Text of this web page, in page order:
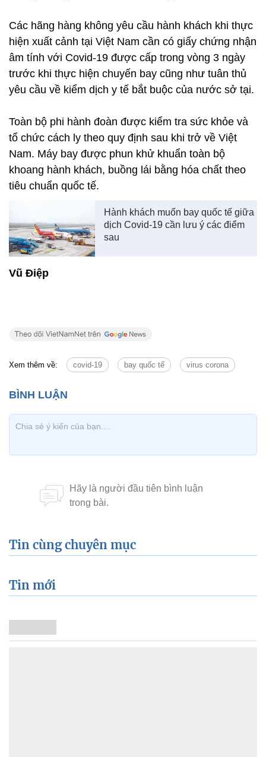
Các hãng hàng không yêu cầu hành khách khi thực
hiện xuất cảnh tại Việt Nam cần có giấy chứng nhận
âm tính với Covid-19 được cấp trong vòng 3 ngày
trước khi thực hiện chuyến bay cũng như tuân thủ
yêu cầu về kiểm dịch y tế bắt buộc của nước sở tại.
Toàn bộ phi hành đoàn được kiểm tra sức khỏe và
tổ chức cách ly theo quy định sau khi trở về Việt
Nam. Máy bay được phun khử khuẩn toàn bộ
khoang hành khách, buồng lái bằng hóa chất theo
tiêu chuẩn quốc tế.
Hành khách muốn bay quốc tế giữa
dịch Covid-19 cần lưu ý các điểm
sau
Vũ Điệp
Xem thêm về: covid-19 bay quốc tế virus corona
Tin cùng chuyên mục
Tin mới